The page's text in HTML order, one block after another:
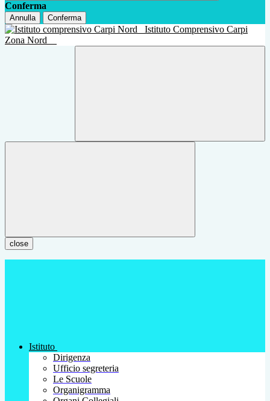
Conferma
Annulla Conferma
Istituto Comprensivo Carpi
Zona Nord
close
Istituto
Dirigenza
Ufficio segreteria
Le Scuole
Organigramma